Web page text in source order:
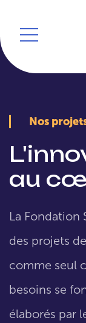
Nos
au
La Fondation
des projets
comme seul
besoins se
élaborés par